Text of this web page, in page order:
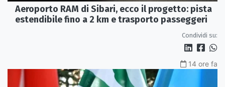
Aeroporto RAM di Sibari, ecco il progetto: pista
estendibile fino a 2 km e trasporto passeggeri
Condividi su:
14 ore fa